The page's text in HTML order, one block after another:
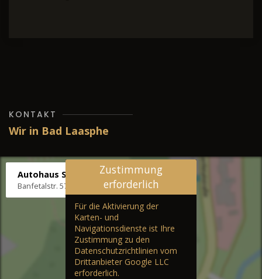
KONTAKT
Wir in Bad Laasphe
Autohaus Stenger
Banfetalstr. 57, 57334 Bad Laasphe
Zustimmung
erforderlich
Für die Aktivierung der
Karten- und
Navigationsdienste ist Ihre
Zustimmung zu den
Datenschutzrichtlinien vom
Drittanbieter Google LLC
erforderlich.